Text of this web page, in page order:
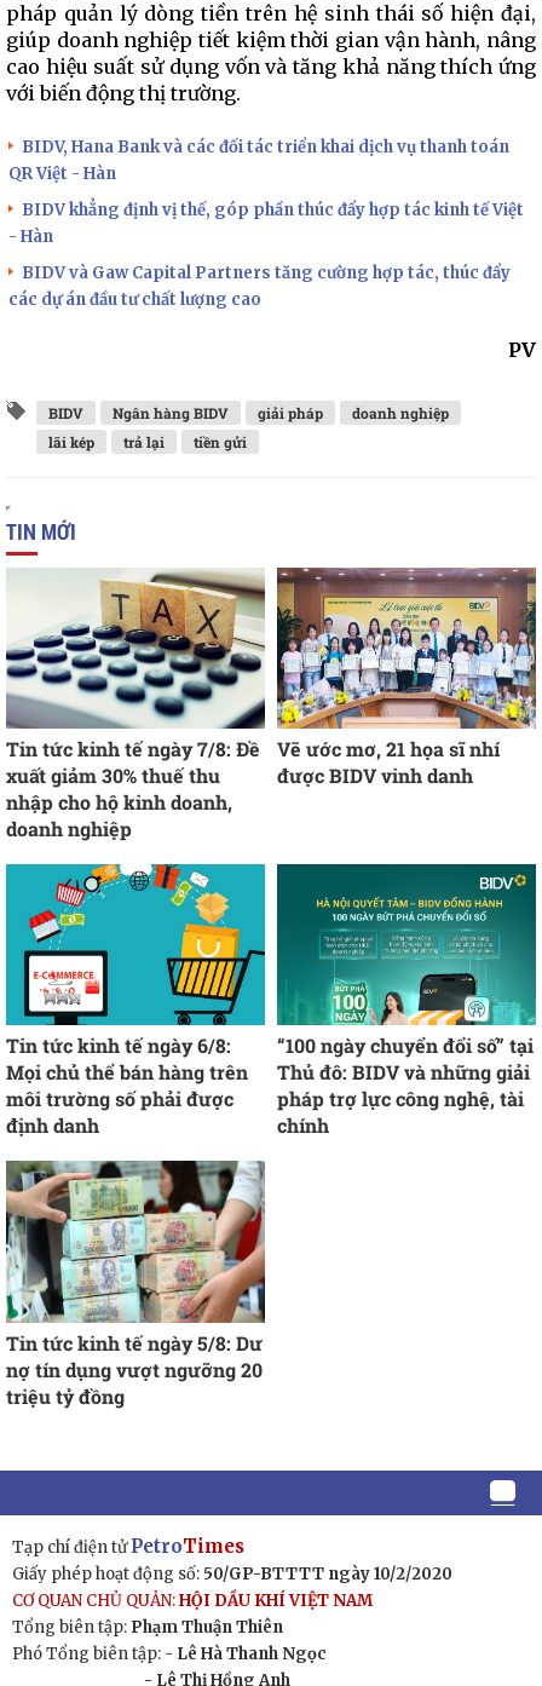
pháp quản lý dòng tiền trên hệ sinh thái số hiện đại,
giúp doanh nghiệp tiết kiệm thời gian vận hành, nâng
cao hiệu suất sử dụng vốn và tăng khả năng thích ứng
với biến động thị trường.
BIDV, Hana Bank và các đối tác triển khai dịch vụ thanh toán
QR Việt - Hàn
BIDV khẳng định vị thế, góp phần thúc đẩy hợp tác kinh tế Việt
- Hàn
BIDV và Gaw Capital Partners tăng cường hợp tác, thúc đẩy
các dự án đầu tư chất lượng cao
PV
BIDV Ngân hàng BIDV giải pháp
doanh nghiệp
lãi kép
trả lại tiền gửi
TIN MỚI
Tin tức kinh tế ngày 7/8: Đề
xuất giảm 30% thuế thu
nhập cho hộ kinh doanh,
doanh nghiệp
Vẽ ước mơ, 21 họa sĩ nhí
được BIDV vinh danh
Tin tức kinh tế ngày 6/8:
Mọi chủ thể bán hàng trên
môi trường số phải được
định danh
“100 ngày chuyển đổi số” tại
Thủ đô: BIDV và những giải
pháp trợ lực công nghệ, tài
chính
Tin tức kinh tế ngày 5/8: Dư
nợ tín dụng vượt ngưỡng 20
triệu tỷ đồng
Tạp chí điện tửPetroTimes
Giấy phép hoạt động số: 50/GP-BTTTT ngày 10/2/2020
CƠ QUAN CHỦ QUẢN:HỘI DẦU KHÍ VIỆT NAM
Tổng biên tập: Phạm Thuận Thiên
Phó Tổng biên tập: - Lê Hà Thanh Ngọc
- Lê Thị Hồng Anh